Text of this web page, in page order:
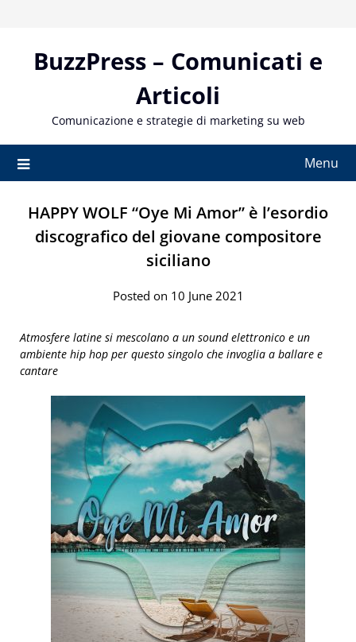
contentBuzzPress – Comunicati e
Articoli
Comunicazione e strategie di marketing su web
Menu
HAPPY WOLF “Oye Mi Amor” è l’esordio
discografico del giovane compositore
siciliano
Posted on 10 June 2021
Atmosfere latine si mescolano a un sound elettronico e un
ambiente hip hop per questo singolo che invoglia a ballare e
cantare